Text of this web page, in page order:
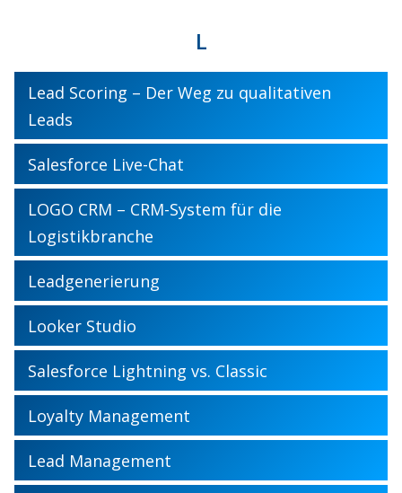
L
Lead Scoring – Der Weg zu qualitativen
Leads
Salesforce Live-Chat
LOGO CRM – CRM-System für die
Logistikbranche
Leadgenerierung
Looker Studio
Salesforce Lightning vs. Classic
Loyalty Management
Lead Management